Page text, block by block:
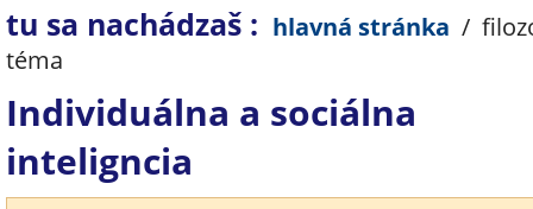
tu sa nachádzaš : hlavná stránka /
téma
Individuálna a sociálna
inteligncia